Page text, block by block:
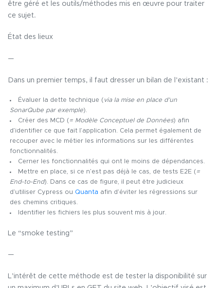
être géré et les outils/méthodes mis en œuvre pour traiter
ce sujet.
État des lieux
—
Dans un premier temps, il faut dresser un bilan de l’existant :
Évaluer la dette technique ( via la mise en place d’un
SonarQube par exemple).
Créer des MCD (= Modèle Conceptuel de Données) afin
d’identifier ce que fait l’application. Cela permet également de
recouper avec le métier les informations sur les différentes
fonctionnalités.
Cerner les fonctionnalités qui ont le moins de dépendances.
Mettre en place, si ce n’est pas déjà le cas, de tests E2E (=
End-to-End). Dans ce cas de figure, il peut être judicieux
d’utiliser Cypress ou Quanta afin d’éviter les régressions sur
des chemins critiques.
Identifier les fichiers les plus souvent mis à jour.
Le “smoke testing”
—
L’intérêt de cette méthode est de tester la disponibilité sur